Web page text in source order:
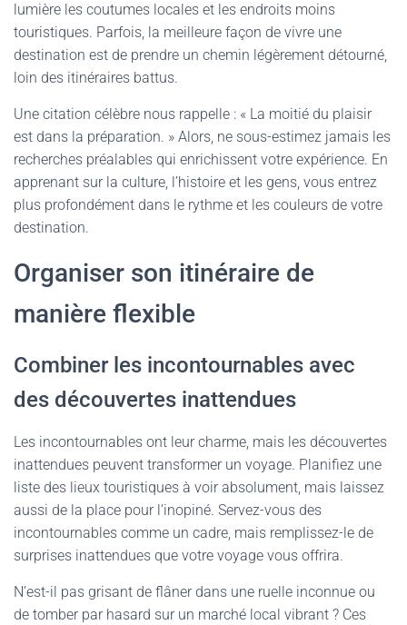
lumière les coutumes locales et les endroits moins
touristiques. Parfois, la meilleure façon de vivre une
destination est de prendre un chemin légèrement détourné,
loin des itinéraires battus.
Une citation célèbre nous rappelle : « La moitié du plaisir
est dans la préparation. » Alors, ne sous-estimez jamais les
recherches préalables qui enrichissent votre expérience. En
apprenant sur la culture, l’histoire et les gens, vous entrez
plus profondément dans le rythme et les couleurs de votre
destination.
Organiser son itinéraire de
manière flexible
Combiner les incontournables avec
des découvertes inattendues
Les incontournables ont leur charme, mais les découvertes
inattendues peuvent transformer un voyage. Planifiez une
liste des lieux touristiques à voir absolument, mais laissez
aussi de la place pour l’inopiné. Servez-vous des
incontournables comme un cadre, mais remplissez-le de
surprises inattendues que votre voyage vous offrira.
N’est-il pas grisant de flâner dans une ruelle inconnue ou
de tomber par hasard sur un marché local vibrant ? Ces